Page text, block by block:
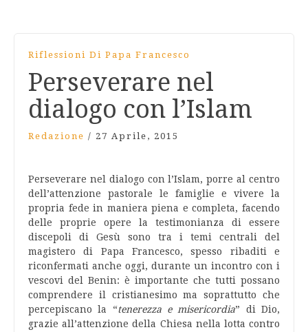
Riflessioni Di Papa Francesco
Perseverare nel
dialogo con l’Islam
Redazione / 27 Aprile, 2015
Perseverare nel dialogo con l’Islam, porre al centro
dell’attenzione pastorale le famiglie e vivere la
propria fede in maniera piena e completa, facendo
delle proprie opere la testimonianza di essere
discepoli di Gesù sono tra i temi centrali del
magistero di Papa Francesco, spesso ribaditi e
riconfermati anche oggi, durante un incontro con i
vescovi del Benin: è importante che tutti possano
comprendere il cristianesimo ma soprattutto che
percepiscano la “tenerezza e misericordia” di Dio,
grazie all’attenzione della Chiesa nella lotta contro